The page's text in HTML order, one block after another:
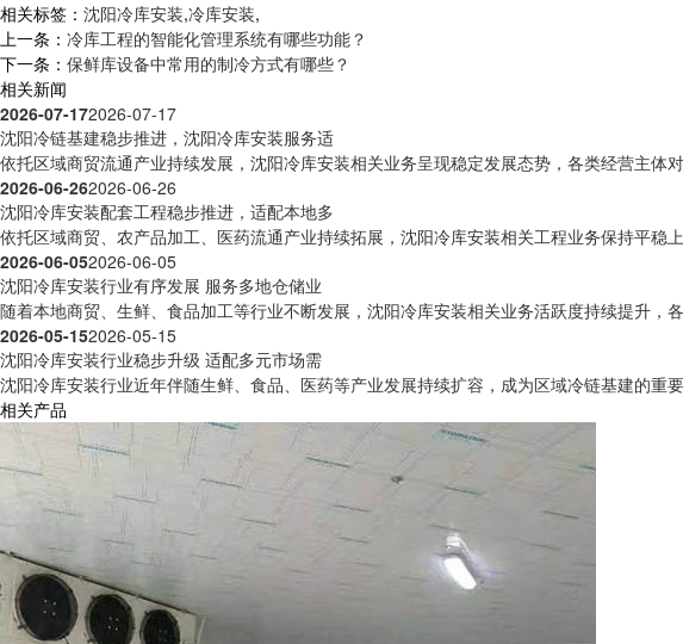
相关标签： 沈阳冷库安装,冷库安装,
上一条： 冷库工程的智能化管理系统有哪些功能？
下一条： 保鲜库设备中常用的制冷方式有哪些？
相关新闻
2026-07-172026-07-17
沈阳冷链基建稳步推进，沈阳冷库安装服务适
依托区域商贸流通产业持续发展，沈阳冷库安装相关业务呈现稳定发展态势，各类经营主体
2026-06-262026-06-26
沈阳冷库安装配套工程稳步推进，适配本地多
依托区域商贸、农产品加工、医药流通产业持续拓展，沈阳冷库安装相关工程业务保持平稳
2026-06-052026-06-05
沈阳冷库安装行业有序发展 服务多地仓储业
随着本地商贸、生鲜、食品加工等行业不断发展，沈阳冷库安装相关业务活跃度持续提升，
2026-05-152026-05-15
沈阳冷库安装行业稳步升级 适配多元市场需
沈阳冷库安装行业近年伴随生鲜、食品、医药等产业发展持续扩容，成为区域冷链基建的重
相关产品